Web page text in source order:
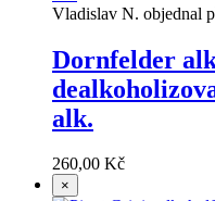
Vladislav N. objednal
Dornfelder
alk.
260,00 Kč
×